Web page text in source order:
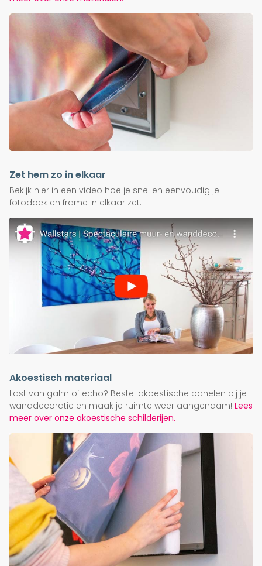
Zet hem zo in elkaar
Bekijk hier in een video hoe je snel en eenvoudig je
fotodoek en frame in elkaar zet.
Akoestisch materiaal
Last van galm of echo? Bestel akoestische panelen bij je
wanddecoratie en maak je ruimte weer aangenaam! Lees
meer over onze akoestische schilderijen.